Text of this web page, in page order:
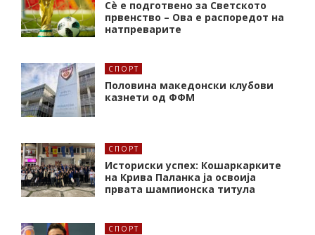
Сè е подготвено за Светското
првенство – Ова е распоредот на
натпреварите
СПОРТ
Половина македонски клубови
казнети од ФФМ
СПОРТ
Историски успех: Кошаркарките
на Крива Паланка ја освоија
првата шампионска титула
СПОРТ